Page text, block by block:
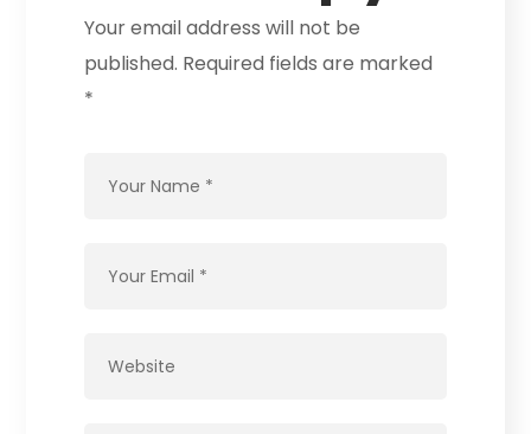
Your email address will not be
published. Required fields are marked
*